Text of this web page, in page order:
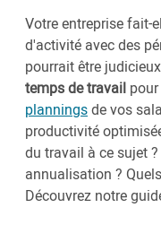
Votre entreprise fait-
d'activité avec des
pourrait être
temps de travail
planningsde vos
productivité
du travail à ce sujet
annualisation ?
Découvrez notre